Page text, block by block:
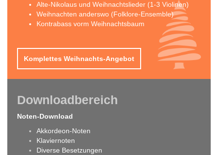
Alte-Nikolaus und Weihnachtslieder (1-3 Violinen)
Weihnachten anderswo (Folklore-Ensemble)
Kontrabass vorm Weihnachtsbaum
Komplettes Weihnachts-Angebot
Downloadbereich
Noten-Download
Akkordeon-Noten
Klaviernoten
Diverse Besetzungen